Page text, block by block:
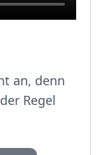
an, denn
Regel